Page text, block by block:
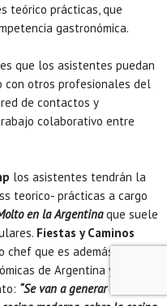
teórico prácticas, que
gastronómica.
que los asistentes puedan
con otros profesionales del
de contactos y
colaborativo entre
los asistentes tendrán la
teorico- prácticas a cargo
en la Argentina que suele
Fiestas y Caminos
que es además
de Argentina y creador
“Se van a generar master